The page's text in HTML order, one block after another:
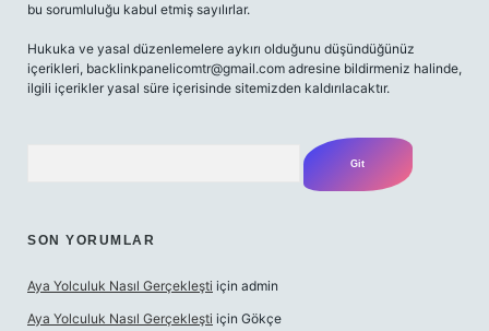
bu sorumluluğu kabul etmiş sayılırlar.
Hukuka ve yasal düzenlemelere aykırı olduğunu düşündüğünüz
içerikleri, backlinkpanelicomtr@gmail.com adresine bildirmeniz halinde,
ilgili içerikler yasal süre içerisinde sitemizden kaldırılacaktır.
SON YORUMLAR
Aya Yolculuk Nasıl Gerçekleşti için admin
Aya Yolculuk Nasıl Gerçekleşti için Gökçe